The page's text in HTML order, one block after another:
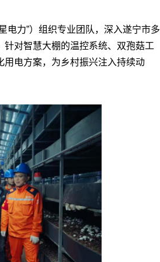
电力”）组织专业团队，深入遂宁市多
对智慧大棚的温控系统、双孢菇工
电方案，为乡村振兴注入持续动